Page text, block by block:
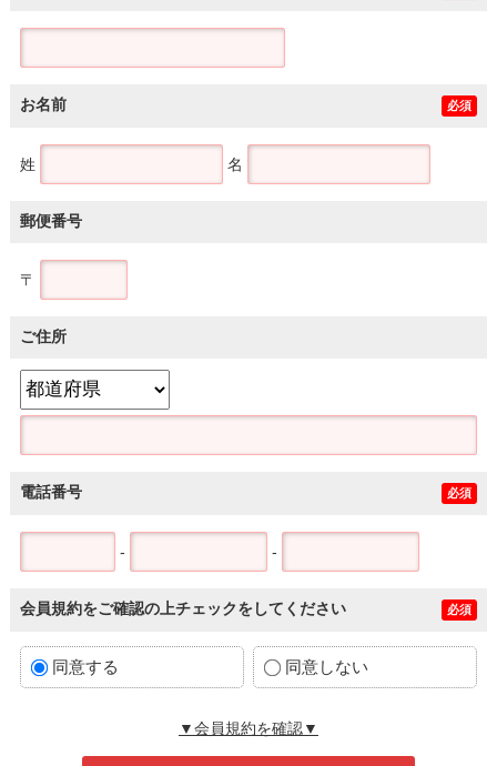
お名前 必須
姓 名
郵便番号
〒
ご住所
電話番号 必須
- -
会員規約をご確認の上チェックをしてください 必須
同意する 同意しない
▼会員規約を確認▼